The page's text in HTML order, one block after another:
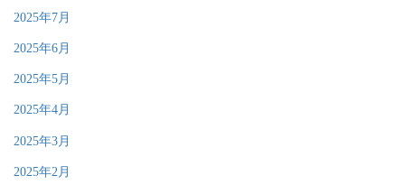
2025年7月
2025年6月
2025年5月
2025年4月
2025年3月
2025年2月